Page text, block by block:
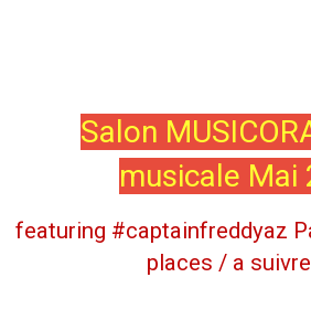
Salon
musicale Mai
featuring #captainfreddyaz
places / a